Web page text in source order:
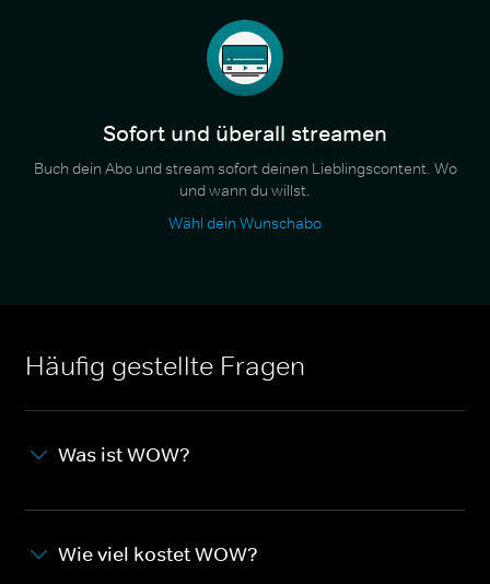
Sofort und überall streamen
Buch dein Abo und stream sofort deinen Lieblingscontent. Wo
und wann du willst.
Wähl dein Wunschabo
Häufig gestellte Fragen
Was ist WOW?
Wie viel kostet WOW?